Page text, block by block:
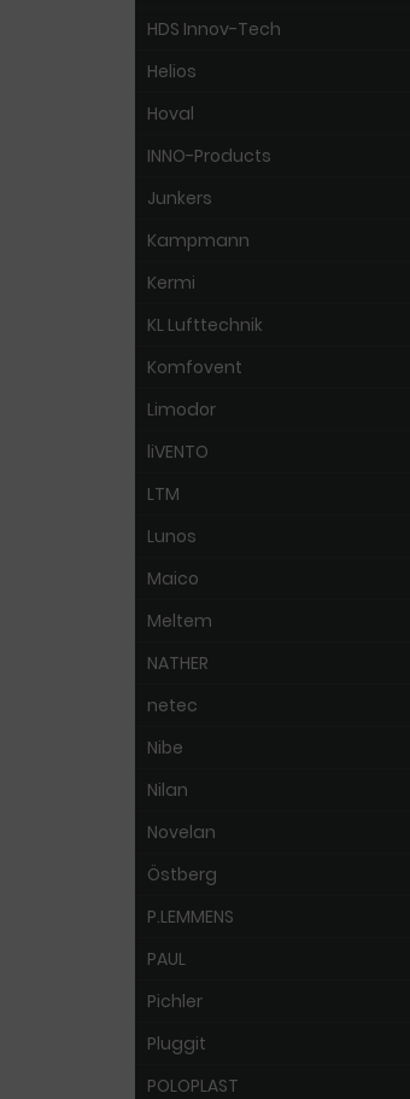
HDS Innov-Tech
Helios
Hoval
INNO-Products
Junkers
Kampmann
Kermi
KL Lufttechnik
Komfovent
Limodor
liVENTO
LTM
Lunos
Maico
Meltem
NATHER
netec
Nibe
Nilan
Novelan
Östberg
P.LEMMENS
PAUL
Pichler
Pluggit
POLOPLAST